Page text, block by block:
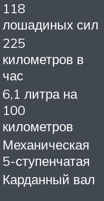
118
лошадиных сил
225
километров в
час
6,1 литра на
100
километров
Механическая
5-ступенчатая
Карданный вал